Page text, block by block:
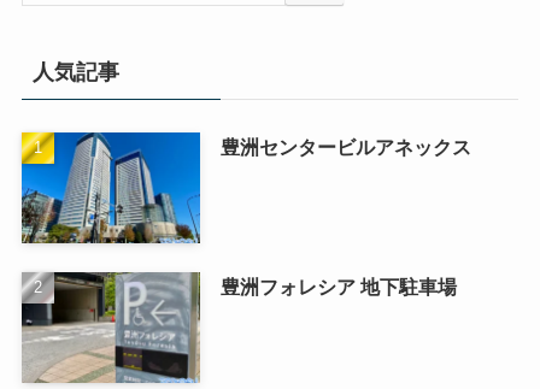
人気記事
豊洲センタービルアネックス
豊洲フォレシア 地下駐車場